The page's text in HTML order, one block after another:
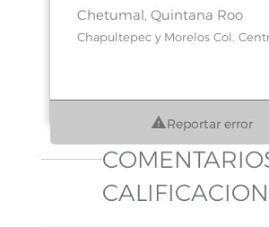
Chetumal, Quintana Roo
Chapultepec y Morelos Col.
Chetumal, Quintana Roo
Juarez y Chapultepec Col. Centro
Reportar error